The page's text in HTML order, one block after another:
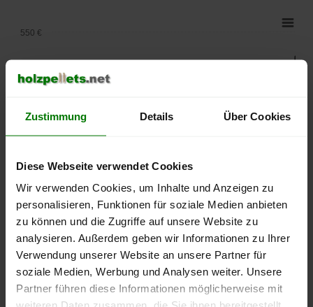
Zustimmung Details Über Cookies
Diese Webseite verwendet Cookies
Wir verwenden Cookies, um Inhalte und Anzeigen zu
personalisieren, Funktionen für soziale Medien anbieten
zu können und die Zugriffe auf unsere Website zu
analysieren. Außerdem geben wir Informationen zu Ihrer
Verwendung unserer Website an unsere Partner für
soziale Medien, Werbung und Analysen weiter. Unsere
Partner führen diese Informationen möglicherweise mit
lose Ware Sackware
September
Januar
Mai
250 €
300 €
350 €
550 €
Die aktuelle Preisentwicklung für Holzpellets in Deutschland